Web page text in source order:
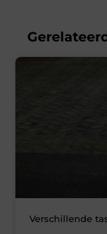
Verschillende